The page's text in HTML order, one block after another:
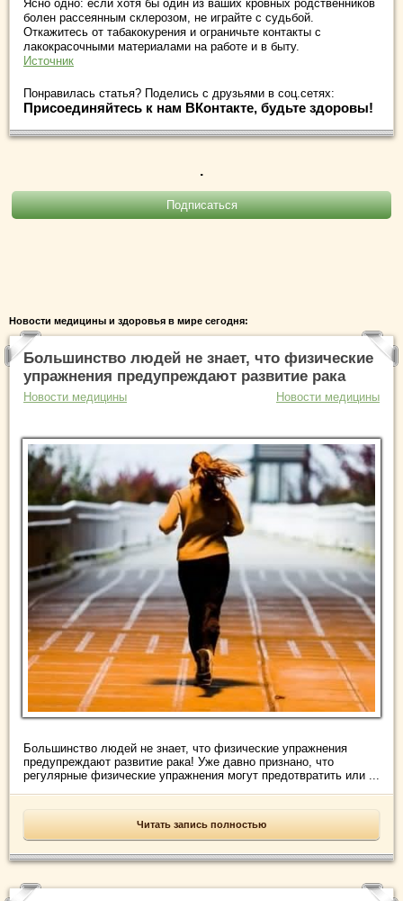
Ясно одно: если хотя бы один из ваших кровных родственников
болен рассеянным склерозом, не играйте с судьбой.
Откажитесь от табакокурения и ограничьте контакты с
лакокрасочными материалами на работе и в быту.
Источник
Понравилась статья? Поделись с друзьями в соц.сетях:
Присоединяйтесь к нам ВКонтакте, будьте здоровы!
.
Новости медицины и здоровья в мире сегодня:
Большинство людей не знает, что физические
упражнения предупреждают развитие рака
Новости медицины Новости медицины
Большинство людей не знает, что физические упражнения
предупреждают развитие рака! Уже давно признано, что
регулярные физические упражнения могут предотвратить или ...
Читать запись полностью